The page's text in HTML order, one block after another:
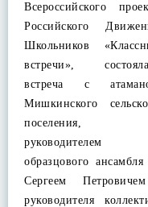
Всероссийского
Российского
Школьников
встречи»,
встреча с
Мишкинского
поселения,
руководителем
образцового
Сергеем
руководителя